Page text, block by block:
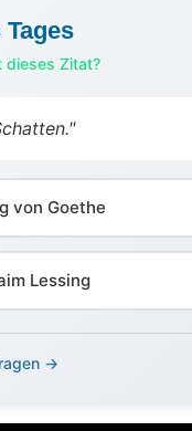
dieses Zitat?
von Goethe
Lessing
→